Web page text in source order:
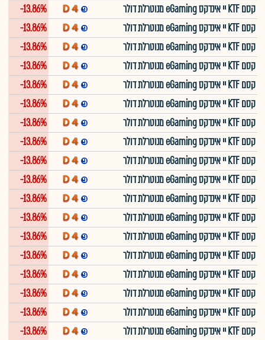
קסם KTF יי אינדקס eGaming מנוטרלת דולר
-13.86%
קסם KTF יי אינדקס eGaming מנוטרלת דולר
-13.86%
קסם KTF יי אינדקס eGaming מנוטרלת דולר
-13.86%
קסם KTF יי אינדקס eGaming מנוטרלת דולר
-13.86%
קסם KTF יי אינדקס eGaming מנוטרלת דולר
-13.86%
קסם KTF יי אינדקס eGaming מנוטרלת דולר
-13.86%
קסם KTF יי אינדקס eGaming מנוטרלת דולר
-13.86%
קסם KTF יי אינדקס eGaming מנוטרלת דולר
-13.86%
קסם KTF יי אינדקס eGaming מנוטרלת דולר
-13.86%
קסם KTF יי אינדקס eGaming מנוטרלת דולר
-13.86%
קסם KTF יי אינדקס eGaming מנוטרלת דולר
-13.86%
קסם KTF יי אינדקס eGaming מנוטרלת דולר
-13.86%
קסם KTF יי אינדקס eGaming מנוטרלת דולר
-13.86%
קסם KTF יי אינדקס eGaming מנוטרלת דולר
-13.86%
קסם KTF יי אינדקס eGaming מנוטרלת דולר
-13.86%
קסם KTF יי אינדקס eGaming מנוטרלת דולר
-13.86%
קסם KTF יי אינדקס eGaming מנוטרלת דולר
-13.86%
קסם KTF יי אינדקס eGaming מנוטרלת דולר
-13.86%